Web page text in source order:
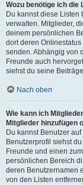
Wozu benötige ich die
Du kannst diese Listen
verwalten. Mitglieder,
deinem persönlichen
dort deren
senden. Abhängig von
Freunde auch
siehst du seine
Nach oben
Wie kann ich
Mitglieder hinzufügen
Du kannst Benutzer
Benutzerprofil siehst
Freunde und einen
persönlichen Bereich
deren Benutzernamen
von den Listen